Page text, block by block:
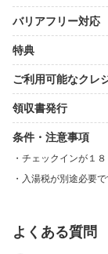
バリアフリー対応
特典
ご利用可能なクレ
領収書発行
条件・注意事項
チェックインが１
入湯税が別途必要
よくある質問